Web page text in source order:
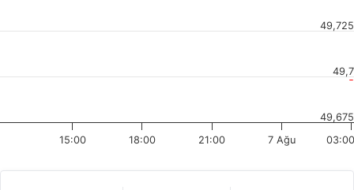
15:00 18:00 21:00 7 Ağu 03:00
49,675
49,7
49,725